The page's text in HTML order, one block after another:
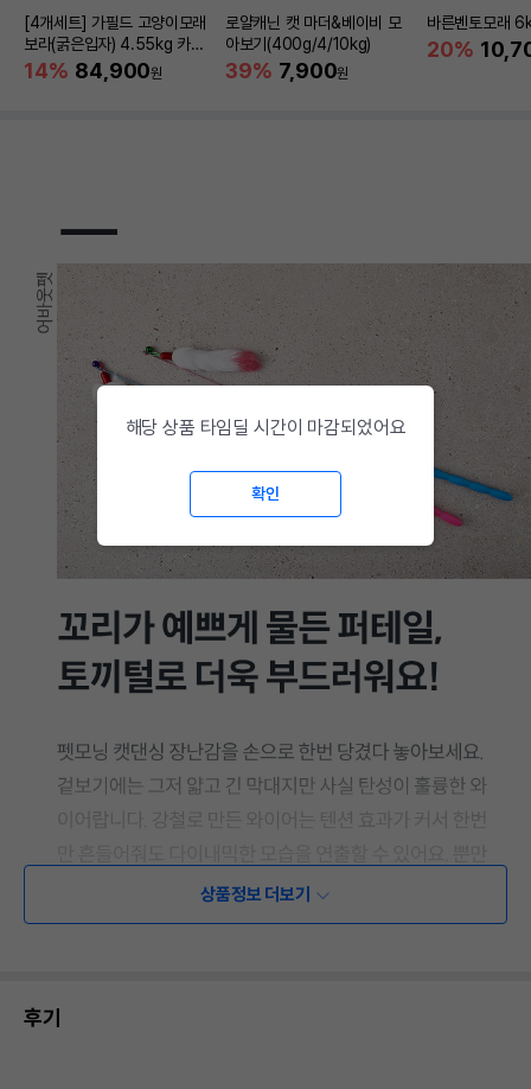
[4개세트] 가필드 고양이모래
보라(굵은입자) 4.55kg 카사
바모래
14% 84,900원
로얄캐닌 캣 마더&베이비 모
아보기(400g/4/10kg)
39% 7,900원
바른벤토모래
20%
상품정보 더보기
후기
해당 상품 타임딜 시간이 마감되었어요
확인